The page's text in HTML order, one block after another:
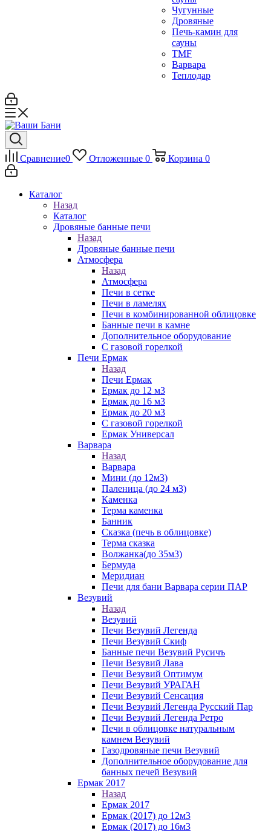
Чугунные
Дровяные
Печь-камин для
сауны
TMF
Варвара
Теплодар
Сравнение0 Отложенные 0 Корзина 0
Каталог
Назад
Каталог
Дровяные банные печи
Назад
Дровяные банные печи
Атмосфера
Назад
Атмосфера
Печи в сетке
Печи в ламелях
Печи в комбинированной облицовке
Банные печи в камне
Дополнительное оборудование
С газовой горелкой
Печи Ермак
Назад
Печи Ермак
Ермак до 12 м3
Ермак до 16 м3
Ермак до 20 м3
С газовой горелкой
Ермак Универсал
Варвара
Назад
Варвара
Мини (до 12м3)
Паленица (до 24 м3)
Каменка
Терма каменка
Банник
Сказка (печь в облицовке)
Терма сказка
Волжанка(до 35м3)
Бермуда
Меридиан
Печи для бани Варвара серии ПАР
Везувий
Назад
Везувий
Печи Везувий Легенда
Печи Везувий Скиф
Банные печи Везувий Русичъ
Печи Везувий Лава
Печи Везувий Оптимум
Печи Везувий УРАГАН
Печи Везувий Сенсация
Печи Везувий Легенда Русский Пар
Печи Везувий Легенда Ретро
Печи в облицовке натуральным
камнем Везувий
Газодровяные печи Везувий
Дополнительное оборудование для
банных печей Везувий
Ермак 2017
Назад
Ермак 2017
Ермак (2017) до 12м3
Ермак (2017) до 16м3